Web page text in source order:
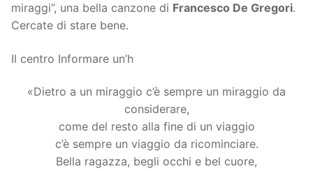
miraggi”, una bella canzone di Francesco De Gregori.
Cercate di stare bene.
Il centro Informare un’h
«Dietro a un miraggio c’è sempre un miraggio da
considerare,
come del resto alla fine di un viaggio
c’è sempre un viaggio da ricominciare.
Bella ragazza, begli occhi e bel cuore,